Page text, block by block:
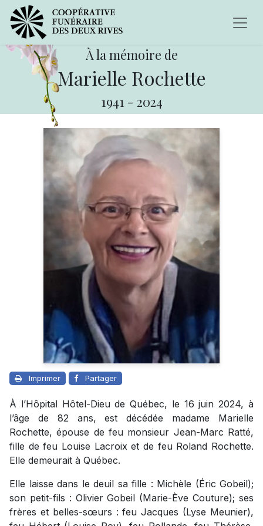
À la mémoire de
Marielle Rochette
1941 - 2024
Imprimer Partager
À l’Hôpital Hôtel-Dieu de Québec, le 16 juin 2024, à
l’âge de 82 ans, est décédée madame Marielle
Rochette, épouse de feu monsieur Jean-Marc Ratté,
fille de feu Louise Lacroix et de feu Roland Rochette.
Elle demeurait à Québec.
Elle laisse dans le deuil sa fille : Michèle (Éric Gobeil);
son petit-fils : Olivier Gobeil (Marie-Ève Couture); ses
frères et belles-sœurs : feu Jacques (Lyse Meunier),